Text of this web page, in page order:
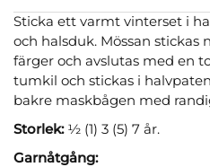
Sticka ett varmt vinterset i
och halsduk. Mössan stickas
färger och avslutas med en
tumkil och stickas i
bakre maskbågen med
Storlek:½ (1) 3 (5) 7 år.
Garnåtgång: